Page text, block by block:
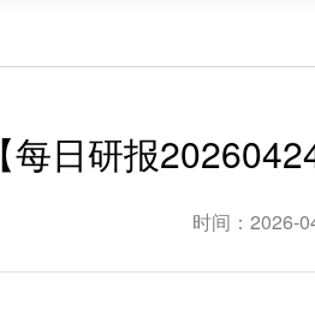
【每日研报
时间：2026-